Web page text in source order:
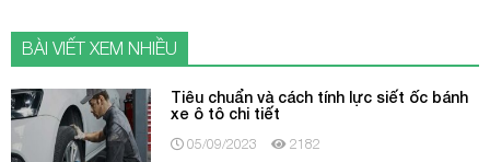
BÀI VIẾT XEM NHIỀU
Tiêu chuẩn và cách tính lực siết ốc bánh
xe ô tô chi tiết
05/09/2023 2182